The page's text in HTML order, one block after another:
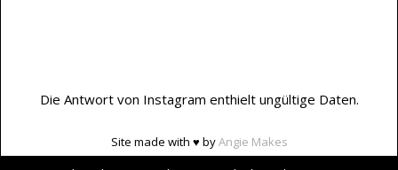
Die Antwort von Instagram enthielt ungültige Daten.
Site made with ♥ byAngie Makes